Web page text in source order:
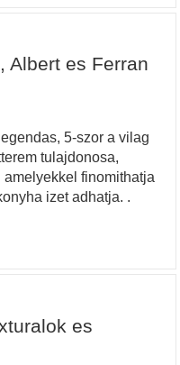
Albert es Ferran
5-szor a vilag
tulajdonosa,
finomithatja
izet adhatja. .
es